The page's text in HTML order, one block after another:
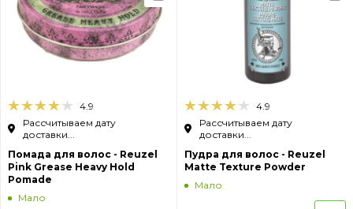
4.9
Рассчитываем дату
доставки...
Помада для волос - Reuzel
Pink Grease Heavy Hold
Pomade
Мало
4.9
Рассчитываем дату
доставки...
Пудра для волос - Reuzel
Matte Texture Powder
Мало